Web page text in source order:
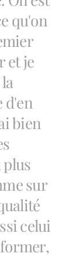
qu'on
et je
d'en
bien
plus
sur
celui